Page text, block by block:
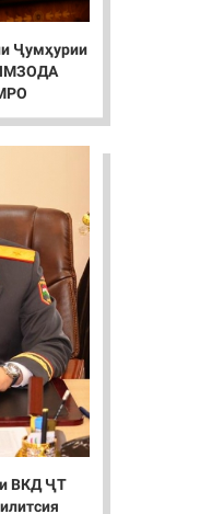
Ҷумҳурии
ВКД ҶТ